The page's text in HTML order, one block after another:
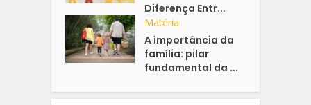
Diferença Entr...
Matéria
A importância da
família: pilar
fundamental da ...